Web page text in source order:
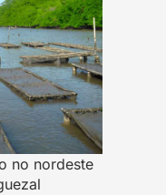
no nordeste